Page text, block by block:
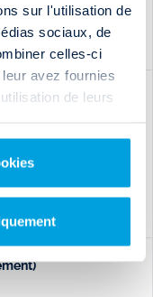
sur l'utilisation de
sociaux, de
celles-ci
avez fournies
de leurs